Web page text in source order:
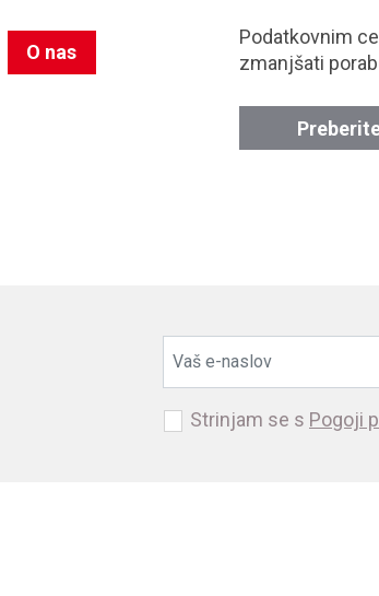
O nas
Podatkovnim
zmanjšati
Strinjam se s Pogoji